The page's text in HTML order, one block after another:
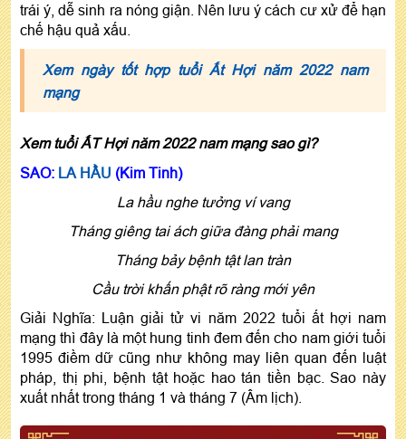
trái ý, dễ sinh ra nóng giận. Nên lưu ý cách cư xử để hạn
chế hậu quả xấu.
Xem ngày tốt hợp tuổi Ất Hợi năm 2022 nam
mạng
Xem tuổi ẤT Hợi năm 2022 nam mạng sao gì?
SAO: LA HẦU (Kim Tinh)
La hầu nghe tưởng ví vang
Tháng giêng tai ách giữa đàng phải mang
Tháng bảy bệnh tật lan tràn
Cầu trời khấn phật rõ ràng mới yên
Giải Nghĩa: Luận giải tử vi năm 2022 tuổi ất hợi nam
mạng thì đây là một hung tinh đem đến cho nam giới tuổi
1995 điềm dữ cũng như không may liên quan đến luật
pháp, thị phi, bệnh tật hoặc hao tán tiền bạc. Sao này
xuất nhất trong tháng 1 và tháng 7 (Âm lịch).